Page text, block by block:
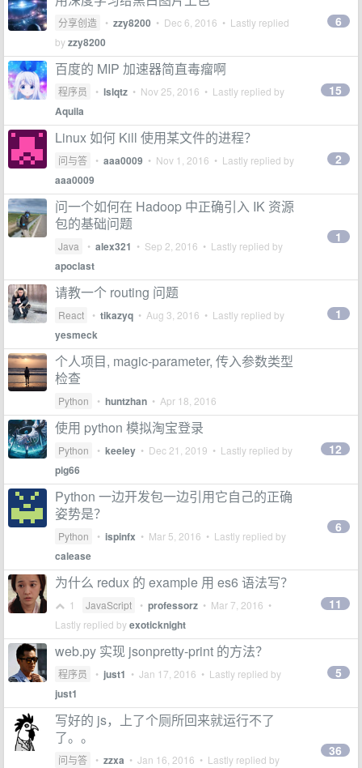
分享创造 • zzy8200 • Dec 6, 2016 • Lastly replied
byzzy8200
6
百度的 MIP 加速器简直毒瘤啊
程序员 • lslqtz • Nov 25, 2016 • Lastly replied by
Aquila
15
Linux 如何 Kill 使用某文件的进程？
问与答 • aaa0009 • Nov 1, 2016 • Lastly replied by
aaa0009
2
问一个如何在 Hadoop 中正确引入 IK 资源
包的基础问题
Java • alex321 • Sep 2, 2016 • Lastly replied by
apoclast
1
请教一个 routing 问题
React • tikazyq • Aug 3, 2016 • Lastly replied by
yesmeck
1
个人项目, magic-parameter, 传入参数类型
检查
Python • huntzhan • Apr 18, 2016
使用 python 模拟淘宝登录
Python • keeley • Dec 21, 2019 • Lastly replied by
pig66
12
Python 一边开发包一边引用它自己的正确
姿势是？
Python • ispinfx • Mar 5, 2016 • Lastly replied by
calease
6
为什么 redux 的 example 用 es6 语法写？
1 JavaScript • professorz • Mar 7, 2016 •
Lastly replied byexoticknight
11
web.py 实现 jsonpretty-print 的方法？
程序员 • just1 • Jan 17, 2016 • Lastly replied by
just1
5
写好的 js，上了个厕所回来就运行不了
了。。
问与答 • zzxa • Jan 16, 2016 • Lastly replied by
36